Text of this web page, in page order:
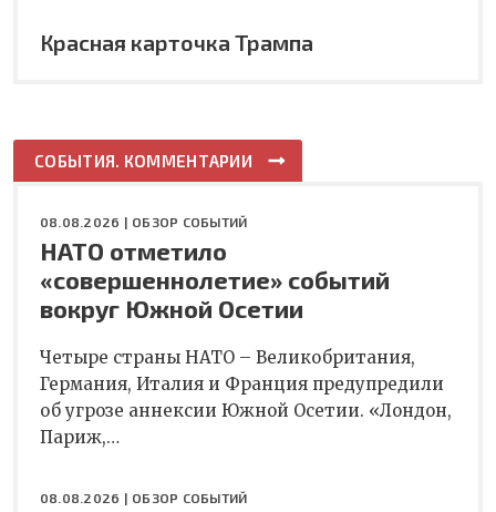
Красная карточка Трампа
СОБЫТИЯ. КОММЕНТАРИИ
08.08.2026 | ОБЗОР СОБЫТИЙ
НАТО отметило
«совершеннолетие» событий
вокруг Южной Осетии
Четыре страны НАТО – Великобритания,
Германия, Италия и Франция предупредили
об угрозе аннексии Южной Осетии. «Лондон,
Париж,…
08.08.2026 | ОБЗОР СОБЫТИЙ